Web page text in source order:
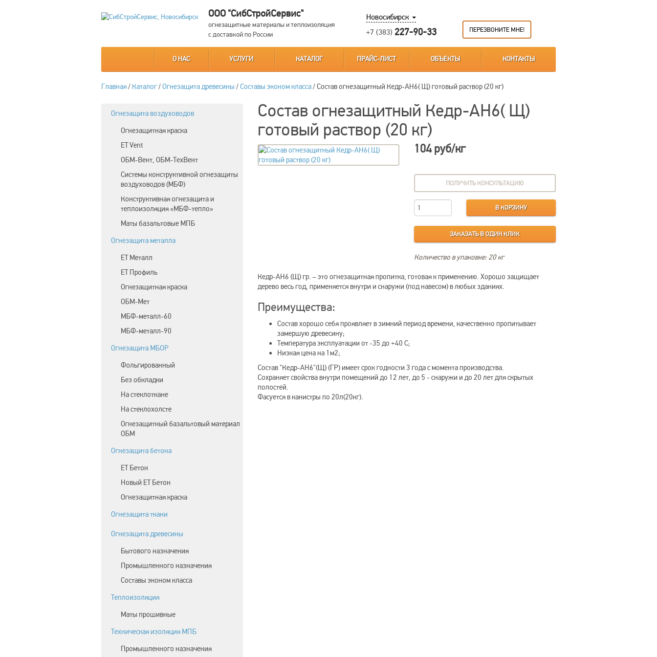
Новосибирск
+7 (383) 227-90-33 ПЕРЕЗВОНИТЕ МНЕ!
ООО "СибСтройСервис"
огнезащитные материалы и теплоизоляция
с доставкой по России
О НАС УСЛУГИ КАТАЛОГ ПРАЙС-ЛИСТ ОБЪЕКТЫ КОНТАКТЫ
Главная/ Каталог/Огнезащита древесины /Составы эконом класса/Состав огнезащитный Кедр-АН6( Щ) готовый раствор (20 кг)
Огнезащита воздуховодов
Огнезащитная краска
ET Vent
ОБМ-Вент, ОБМ-ТехВент
Системы конструктивной огнезащиты
воздуховодов (МБФ)
Конструктивная огнезащита и
теплоизоляция «МБФ-тепло»
Маты базальтовые МПБ
Огнезащита металла
ЕТ Металл
ET Профиль
Огнезащитная краска
ОБМ-Мет
МБФ-металл-60
МБФ-металл-90
Огнезащита МБОР
Фольгированный
Без обкладки
На стеклоткане
На стеклохолсте
Огнезащитный базальтовый материал
ОБМ
Огнезащита бетона
ЕТ Бетон
Новый ЕТ Бетон
Огнезащитная краска
Огнезащита ткани
Огнезащита древесины
Бытового назначения
Промышленного назначения
Составы эконом класса
Теплоизоляция
Маты прошивные
Техническая изоляция МПБ
Промышленного назначения
Состав огнезащитный Кедр-АН6( Щ)
готовый раствор (20 кг)
104 руб/кг
ПОЛУЧИТЬ КОНСУЛЬТАЦИЮ
В КОРЗИНУ
ЗАКАЗАТЬ В ОДИН КЛИК
Количество в упаковке: 20 кг
Кедр-АН6 (Щ) гр. – это огнезащитная пропитка, готовая к применению. Хорошо защищает
дерево весь год, применяется внутри и снаружи (под навесом) в любых зданиях.
Преимущества:
Состав хорошо себя проявляет в зимний период времени, качественно пропитывает
замершую древесину;
Температура эксплуатации от -35 до +40 С;
Низкая цена на 1м2;
Состав "Кедр-АН6"(Щ) (ГР) имеет срок годности 3 года с момента производства.
Сохраняет свойства внутри помещений до 12 лет, до 5 - снаружи и до 20 лет для скрытых
полостей.
Фасуется в канистры по 20л(20кг).